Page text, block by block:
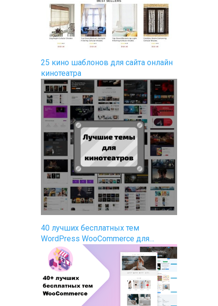
25 кино шаблонов для сайта онлайн
кинотеатра
40 лучших бесплатных тем
WordPress WooCommerce для…